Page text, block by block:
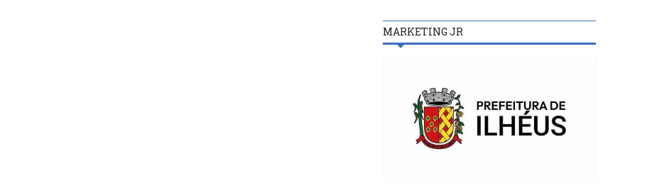
MARKETING JR